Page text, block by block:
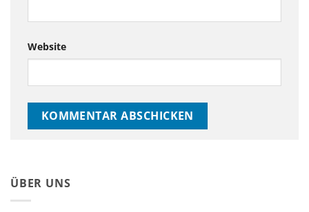
Website
ÜBER UNS